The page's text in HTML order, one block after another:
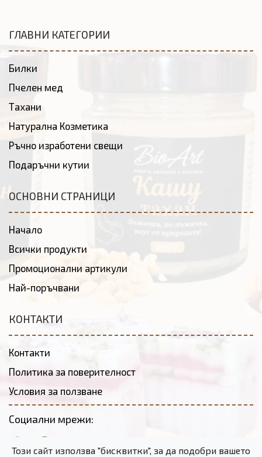
ГЛАВНИ КАТЕГОРИИ
Билки
Пчелен мед
Тахани
Натурална Козметика
Ръчно изработени свещи
Подаръчни кутии
ОСНОВНИ СТРАНИЦИ
Начало
Всички продукти
Промоционални артикули
Най-поръчвани
КОНТАКТИ
Контакти
Политика за поверителност
Условия за ползване
Социални мрежи:
Този сайт използва "бисквитки", за да подобри вашето